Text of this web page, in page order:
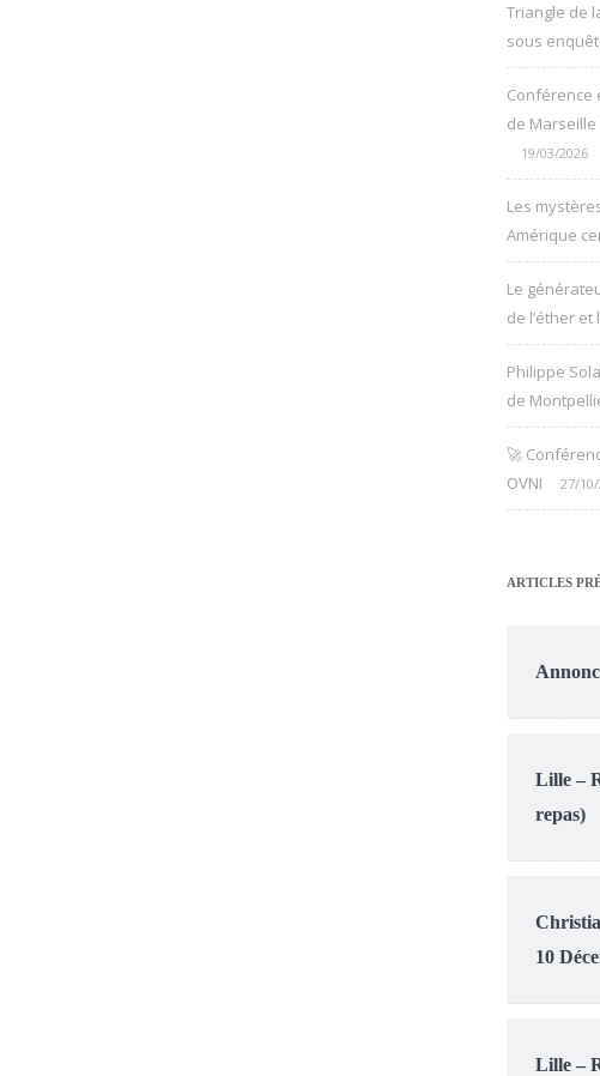
Triangle de
sous
Conférence
de
19/03/2026
Les
Amérique
Le
de l’éther
Philippe
de
🚀
OVNI
27/
ARTICLES
Lille –
repas)
10
Lille –